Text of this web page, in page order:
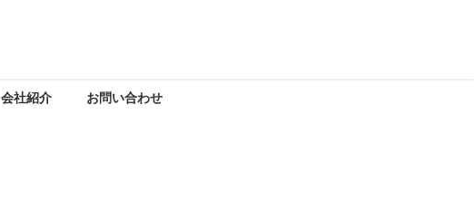
会社紹介 お問い合わせ